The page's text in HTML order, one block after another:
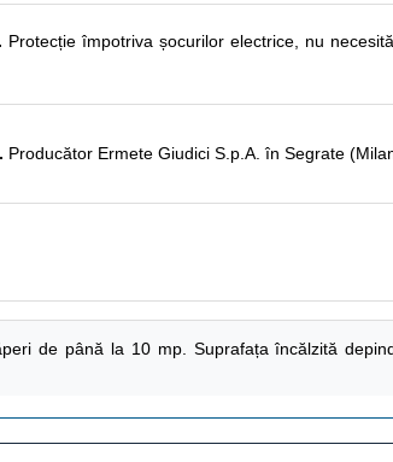
Protecție împotriva șocurilor electrice, nu
Producător Ermete Giudici S.p.A. în Segrate
de până la 10 mp. Suprafața încălzită